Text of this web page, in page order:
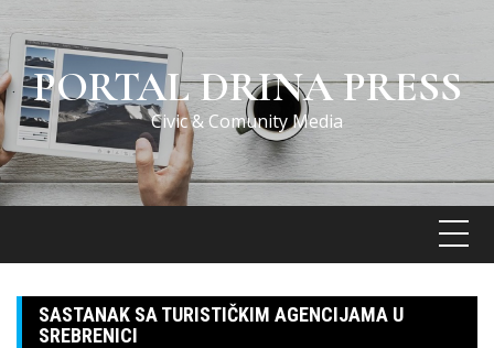
Skip
to
contentPORTAL DRINA PRESS
Civic & Comunity Media
SASTANAK SA TURISTIČKIM AGENCIJAMA U
SREBRENICI